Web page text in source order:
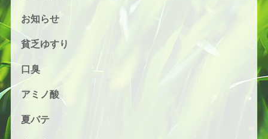
お知らせ
貧乏ゆすり
口臭
アミノ酸
夏バテ